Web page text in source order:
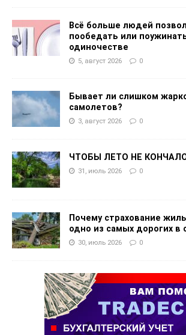
Всё больше людей
пообедать или
одиночестве
5, август 2026 0
Бывает ли слишком
самолетов?
3, август 2026 0
ЧТОБЫ ЛЕТО НЕ
31, июль 2026 0
Почему страхование
одно из самых дорогих в
30, июль 2026 0